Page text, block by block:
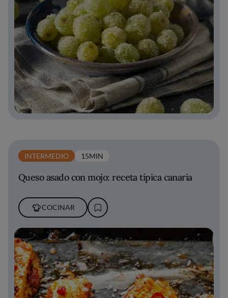
INTERMEDIO 15MIN
Queso asado con mojo: receta típica canaria
COCINAR